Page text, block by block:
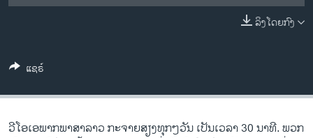
ພາສາອັງກິດ
ວີດີໂອ
ລິງໂດຍກົງ
ແຊຣ໌
ວີ​ໂອ​ເອພາກ​ພາສາ​ລາວ​ ກະຈາຍສຽງ​ທຸກໆ​ວັນ ​ເປັນ​ເວລາ 30 ນາທີ. ພວກ​